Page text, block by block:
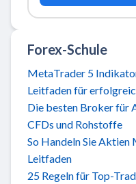
Forex-Schule
MetaTrader 5
Leitfaden für
Die besten Broker für
CFDs und Rohstoffe
So Handeln Sie
Leitfaden
25 Regeln für Top-